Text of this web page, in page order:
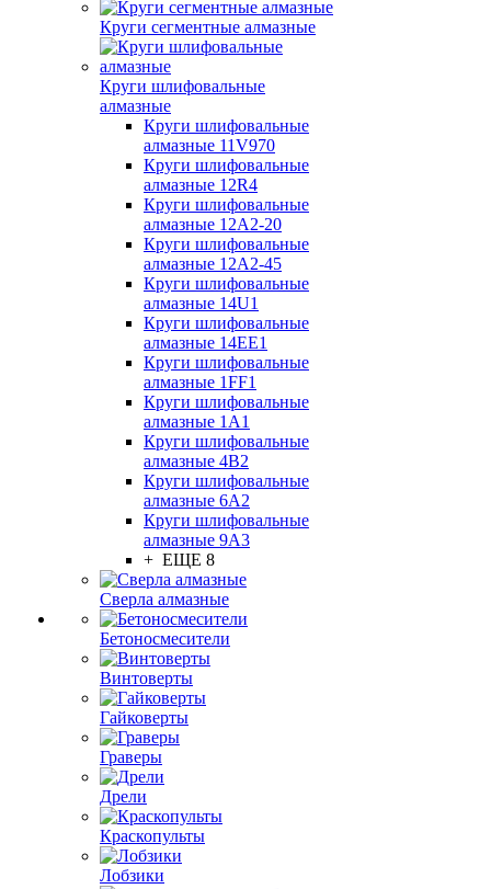
Круги сегментные алмазные
Круги шлифовальные
алмазные
Круги шлифовальные
алмазные 11V970
Круги шлифовальные
алмазные 12R4
Круги шлифовальные
алмазные 12А2-20
Круги шлифовальные
алмазные 12А2-45
Круги шлифовальные
алмазные 14U1
Круги шлифовальные
алмазные 14ЕЕ1
Круги шлифовальные
алмазные 1FF1
Круги шлифовальные
алмазные 1А1
Круги шлифовальные
алмазные 4В2
Круги шлифовальные
алмазные 6A2
Круги шлифовальные
алмазные 9А3
+ ЕЩЕ 8
Сверла алмазные
Бетоносмесители
Винтоверты
Гайковерты
Граверы
Дрели
Краскопульты
Лобзики